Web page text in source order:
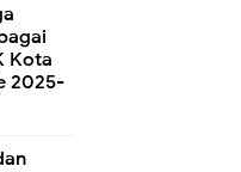
Kota
2025-